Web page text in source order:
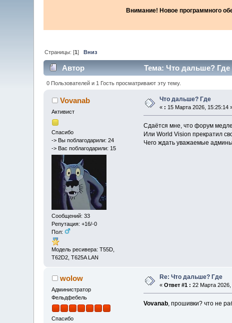
Внимание! Новое программного
Страницы: [1]Вниз
Автор Тема: Что дальше? Где
0 Пользователей и 1 Гость просматривают эту тему.
Vovanab
Активист
Спасибо
-> Вы поблагодарили: 24
-> Вас поблагодарили: 15
Сообщений: 33
Репутация: +16/-0
Пол:
Модель ресивера: Т55D,
Т62D2, T625A LAN
Что дальше? Где
« : 15 Марта 2026, 15:25:14
Сдаётся мне, что форум
Или World Vision прекратил
Чего ждать уважаемые
wolow
Администратор
Фельдфебель
Спасибо
Re: Что дальше? Где
«Ответ #1 : 22 Марта 2026,
Vovanab, прошивки? что не